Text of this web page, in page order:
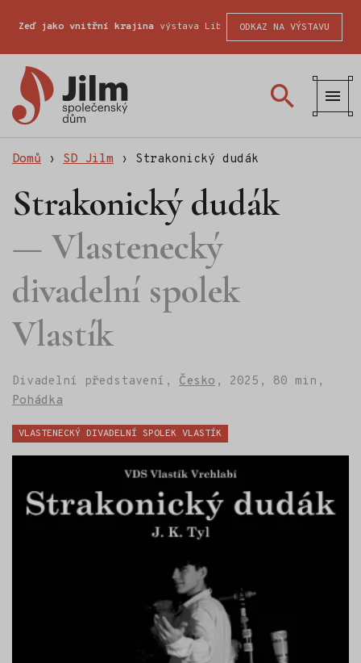
Zeď jako vnitřní krajina výstava Liberecké školy fotografické
ODKAZ NA VÝSTAVU
Domů › SD Jilm › Strakonický dudák
Strakonický dudák
Vlastenecký
divadelní spolek
Vlastík
Divadelní představení, Česko , 2025, 80 min,
Pohádka
Štítky:
VLASTENECKÝ DIVADELNÍ SPOLEK VLASTÍK